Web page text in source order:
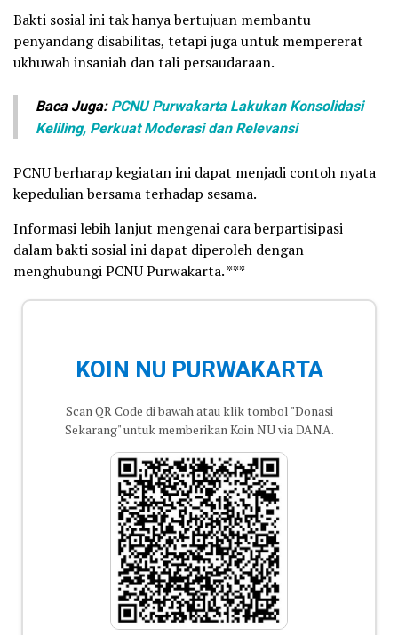
Bakti sosial ini tak hanya bertujuan membantu
penyandang disabilitas, tetapi juga untuk mempererat
ukhuwah insaniah dan tali persaudaraan.
Baca Juga:PCNU Purwakarta Lakukan Konsolidasi
Keliling, Perkuat Moderasi dan Relevansi
PCNU berharap kegiatan ini dapat menjadi contoh nyata
kepedulian bersama terhadap sesama.
Informasi lebih lanjut mengenai cara berpartisipasi
dalam bakti sosial ini dapat diperoleh dengan
menghubungi PCNU Purwakarta. ***
KOIN NU PURWAKARTA
Scan QR Code di bawah atau klik tombol "Donasi
Sekarang" untuk memberikan Koin NU via DANA.